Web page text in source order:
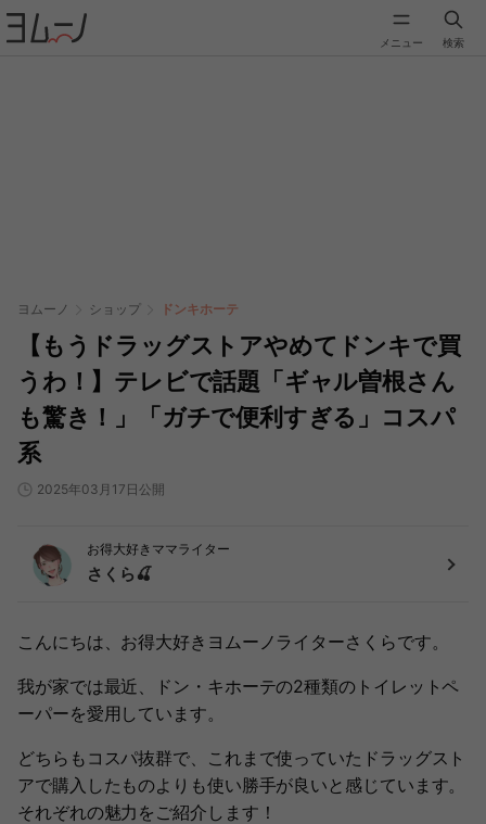
メニュー 検索
ヨムーノ ショップ ドンキホーテ
【もうドラッグストアやめてドンキで買
うわ！】テレビで話題「ギャル曽根さん
も驚き！」「ガチで便利すぎる」コスパ
系
2025年03月17日公開
お得大好きママライター
さくら🍒
こんにちは、お得大好きヨムーノライターさくらです。
我が家では最近、ドン・キホーテの2種類のトイレットペ
ーパーを愛用しています。
どちらもコスパ抜群で、これまで使っていたドラッグスト
アで購入したものよりも使い勝手が良いと感じています。
それぞれの魅力をご紹介します！